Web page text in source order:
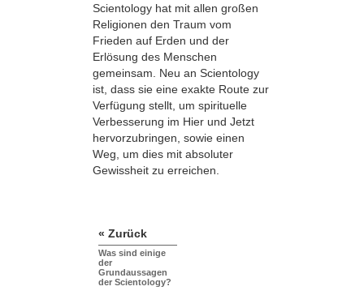
Scientology hat mit allen großen
Religionen den Traum vom
Frieden auf Erden und der
Erlösung des Menschen
gemeinsam. Neu an Scientology
ist, dass sie eine exakte Route zur
Verfügung stellt, um spirituelle
Verbesserung im Hier und Jetzt
hervorzubringen, sowie einen
Weg, um dies mit absoluter
Gewissheit zu erreichen.
« Zurück
Was sind einige
der
Grundaussagen
der Scientology?